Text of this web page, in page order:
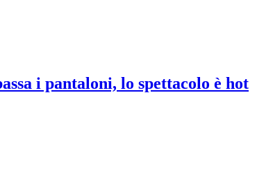
i pantaloni, lo spettacolo è hot